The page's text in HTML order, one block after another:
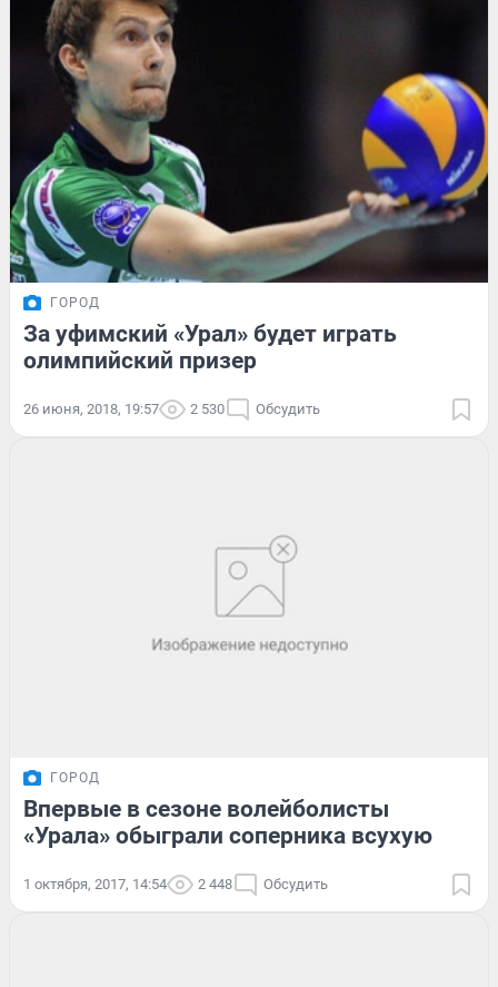
ГОРОД
За уфимский «Урал» будет играть
олимпийский призер
26 июня, 2018, 19:57 2 530 Обсудить
ГОРОД
Впервые в сезоне волейболисты
«Урала» обыграли соперника всухую
1 октября, 2017, 14:54 2 448 Обсудить